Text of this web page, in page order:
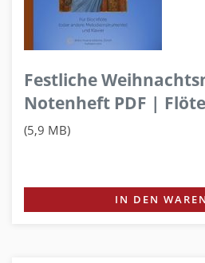
Festliche
Notenheft PDF |
(5,9 MB)
IN DEN